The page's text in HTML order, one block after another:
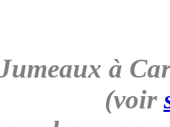
à
(voir